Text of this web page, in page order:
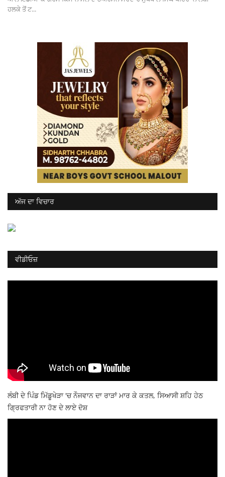
ਹਲਕੇ ਤੋਂ ਟ...
ਅੱਜ ਦਾ ਵਿਚਾਰ
ਵੀਡੀਓਜ਼
ਲੰਬੀ ਦੇ ਪਿੰਡ ਮਿੱਡੂਖੇੜਾ 'ਚ ਨੌਜਵਾਨ ਦਾ ਰਾੜਾਂ ਮਾਰ ਕੇ ਕਤਲ, ਸਿਆਸੀ ਸ਼ਹਿ ਹੇਠ
ਗ੍ਰਿਫਤਾਰੀ ਨਾ ਹੋਣ ਦੇ ਲਾਏ ਦੋਸ਼